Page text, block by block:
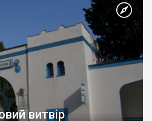
витвір